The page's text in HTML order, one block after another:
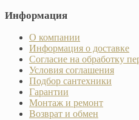
Информация
О компании
Информация о доставке
Согласие на обработку
Условия соглашения
Подбор сантехники
Гарантии
Монтаж и ремонт
Возврат и обмен